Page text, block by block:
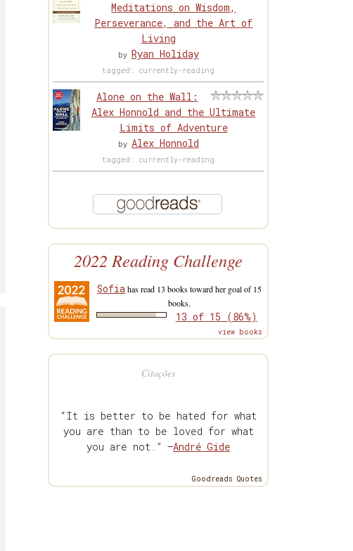
Meditations on Wisdom,
Perseverance, and the Art of
Living
by Ryan Holiday
tagged: currently-reading
Alone on the Wall:
Alex Honnold and the Ultimate
Limits of Adventure
by Alex Honnold
tagged: currently-reading
2022 Reading Challenge
Sofiahas read 13 books toward her goal of 15
books.
13 of 15 (86%)
view books
Citações
“It is better to be hated for what
you are than to be loved for what
you are not.” —André Gide
Goodreads Quotes